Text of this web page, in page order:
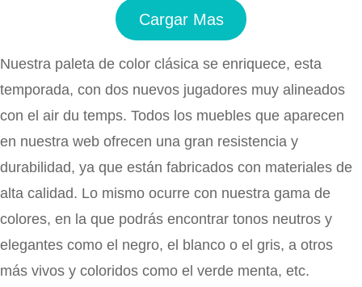
Cargar Mas
Nuestra paleta de color clásica se enriquece, esta
temporada, con dos nuevos jugadores muy alineados
con el air du temps. Todos los muebles que aparecen
en nuestra web ofrecen una gran resistencia y
durabilidad, ya que están fabricados con materiales de
alta calidad. Lo mismo ocurre con nuestra gama de
colores, en la que podrás encontrar tonos neutros y
elegantes como el negro, el blanco o el gris, a otros
más vivos y coloridos como el verde menta, etc.